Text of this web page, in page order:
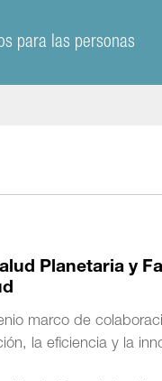
para las personas
Planetaria y
marco de
la eficiencia y la